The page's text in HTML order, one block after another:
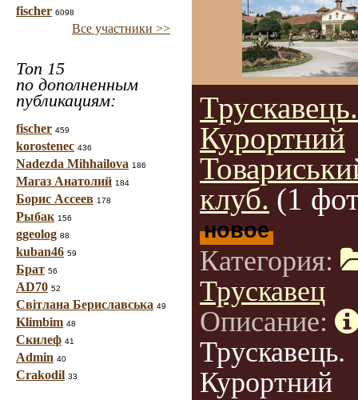
fischer 6098
Все участники >>
Топ 15
по дополненным
публикациям:
fischer 459
korostenec 436
Nadezda Mihhailova 186
Магаз Анатолий 184
Борис Ассеев 178
Рыбак 156
ggeolog 88
kuban46 59
Брат 56
AD70 52
Світлана Бериславська 49
Klimbim 48
Скилеф 41
Admin 40
Crakodil 33
Трускавець.
Курортний
клуб. (1
новое
Категория:
Трускавец
Описание:
Трускавець.
Курортний